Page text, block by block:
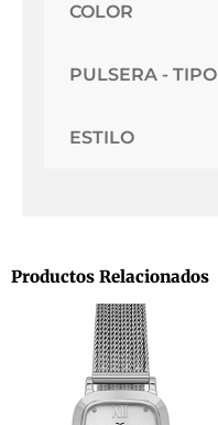
COLOR
PULSERA - TIPO
ESTILO
Productos Relacionados